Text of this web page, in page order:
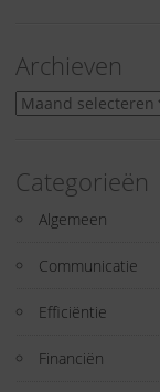
Archieven
Archieven
Categorieën
Algemeen
Communicatie
Efficiëntie
Financiën